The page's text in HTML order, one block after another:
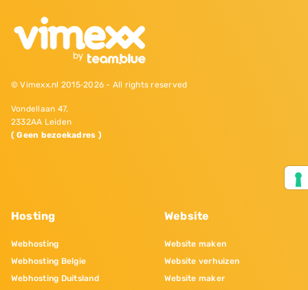
© Vimexx.nl 2015‐2026 - All rights reserved
Vondellaan 47,
2332AA Leiden
( Geen bezoekadres )
Hosting
Webhosting
Webhosting Belgie
Webhosting Duitsland
Website
Website maken
Website verhuizen
Website maker